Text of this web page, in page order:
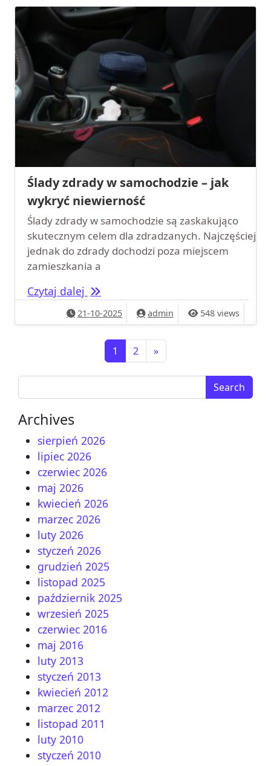
Ślady zdrady w samochodzie – jak
wykryć niewierność
Ślady zdrady w samochodzie są zaskakująco
skutecznym celem dla zdradzanych. Najczęściej
jednak do zdrady dochodzi poza miejscem
zamieszkania a
Czytaj dalej Ślady zdrady w samochodzie – jak
21-10-2025 admin 548 views
Nawigacja po wpisach
1 2 »
Search for:
Archives
sierpień 2026
lipiec 2026
czerwiec 2026
maj 2026
kwiecień 2026
marzec 2026
luty 2026
styczeń 2026
grudzień 2025
listopad 2025
październik 2025
wrzesień 2025
czerwiec 2016
maj 2016
luty 2013
styczeń 2013
kwiecień 2012
marzec 2012
listopad 2011
luty 2010
styczeń 2010